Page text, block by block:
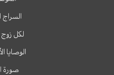
السراج
لكل
الوصايا
صورة